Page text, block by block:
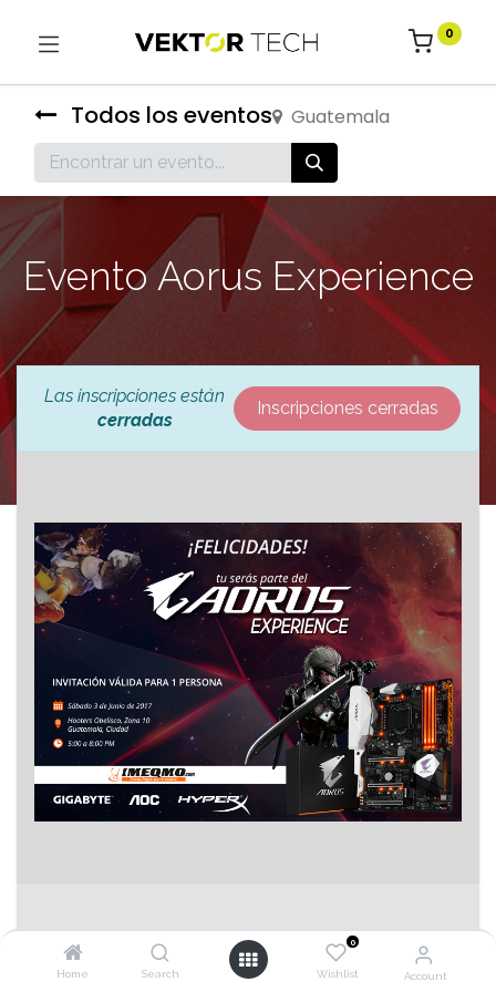
Home Search
0
Wishlist Account
0
Todos los eventos Guatemala
Evento Aorus Experience
Las inscripciones están
cerradas
Inscripciones cerradas
FECHA Y HORA